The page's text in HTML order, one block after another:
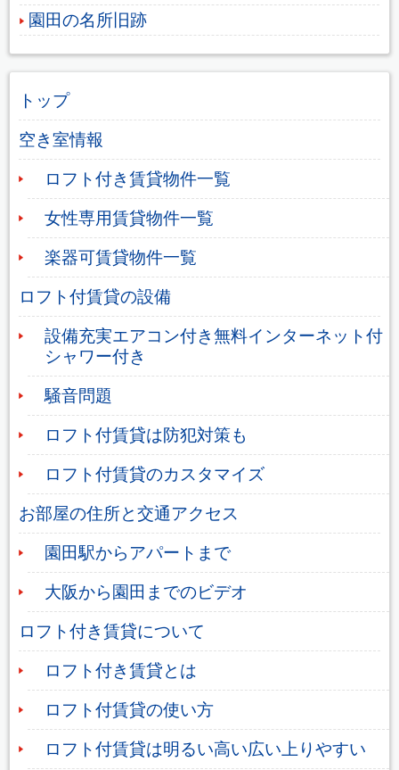
園田の名所旧跡
トップ
空き室情報
ロフト付き賃貸物件一覧
女性専用賃貸物件一覧
楽器可賃貸物件一覧
ロフト付賃貸の設備
設備充実エアコン付き無料インターネット付
シャワー付き
騒音問題
ロフト付賃貸は防犯対策も
ロフト付賃貸のカスタマイズ
お部屋の住所と交通アクセス
園田駅からアパートまで
大阪から園田までのビデオ
ロフト付き賃貸について
ロフト付き賃貸とは
ロフト付賃貸の使い方
ロフト付賃貸は明るい高い広い上りやすい